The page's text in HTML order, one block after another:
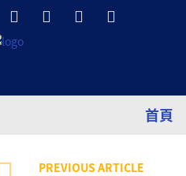
首頁
PREVIOUS ARTICLE